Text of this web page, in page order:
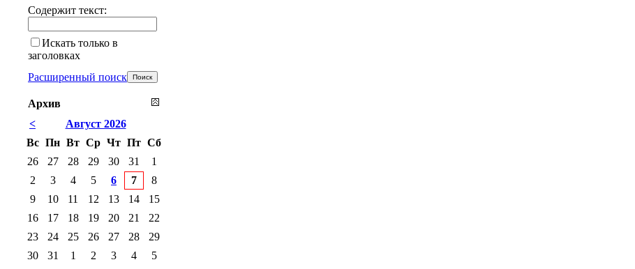
Содержит текст:
Искать только в
заголовках
Расширенный поиск
Архив
<
Август 2026
Вс Пн Вт Ср Чт Пт Сб
26
27 28 29 30 31
1
2
3 4 5 6 7
8
9
10 11 12 13 14
15
16
17 18 19 20 21
22
23
24 25 26 27 28
29
30
31 1 2 3 4 5